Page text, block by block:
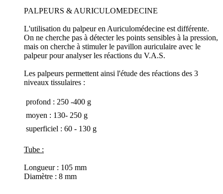
PALPEURS & AURICULOMEDECINE
L'utilisation du palpeur en Auriculomédecine est différente.
On ne cherche pas à détecter les points sensibles à la pression,
mais on cherche à stimuler le pavillon auriculaire avec le
palpeur pour analyser les réactions du V.A.S.
Les palpeurs permettent ainsi l'étude des réactions des 3
niveaux tissulaires :
 profond : 250 -400 g
 moyen : 130- 250 g
 superficiel : 60 - 130 g
Tube :
Longueur : 105 mm
Diamètre : 8 mm